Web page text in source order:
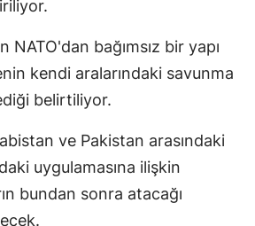
NATO'dan bağımsız bir yapı
kendi aralarındaki savunma
belirtiliyor.
ve Pakistan arasındaki
uygulamasına ilişkin
bundan sonra atacağı